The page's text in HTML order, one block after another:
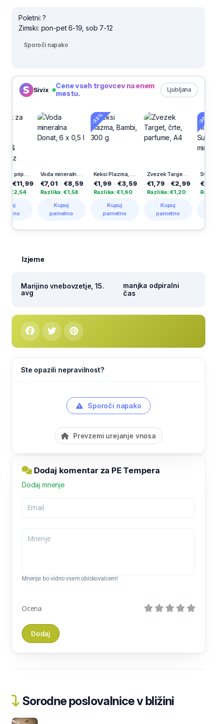
Poletni: ?
Zimski: pon-pet 6-19, sob 7-12
Sporoči napako
Sivix Ljubljana
Cene vseh trgovcev na enem
mestu.
Prašek za pripravo napitka Hydrate & Perform, z okusom brusnice in jagodičevja, 400 g Voda mineralna Donat, 6 x 0,5 l
€7,01– €8,59
Razlika: €1,58
Kupuj
pametno
-33%
Keksi Plazma, Bambi, 300 g
€1,99– €3,59
Razlika: €1,60
Kupuj
pametno
Zvezek Target, črte, parfume, A4
€1,79– €2,99
Razlika: €1,20
Kupuj
pametno
-30%
€2,58
Razlika:
Izjeme
Marijino vnebovzetje, 15.
avg
manjka odpiralni
čas
Ste opazili nepravilnost?
Sporoči napako
Prevzemi urejanje vnosa
Dodaj komentar za PE Tempera
Dodaj mnenje
Mnenje bo vidno vsem obiskovalcem!
Ocena
Sorodne poslovalnice v bližini